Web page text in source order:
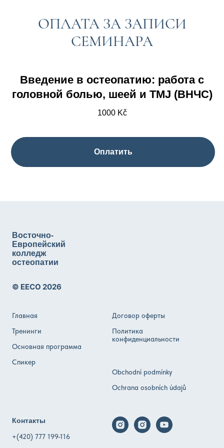
ОПЛАТА ЗА ЗАПИСИ
СЕМИНАРА
Введение в остеопатию: работа с
головной болью, шеей и TMJ (ВНЧС)
1000 Kč
Оплатить
Восточно-
Европейский
колледж
остеопатии
© EECO 2026
Главная
Тренинги
Основная программа
Спикер
Договор оферты
Политика
конфиденциальности
Obchodní podmínky
Ochrana osobních údajů
Контакты
+(420) 777 199-116